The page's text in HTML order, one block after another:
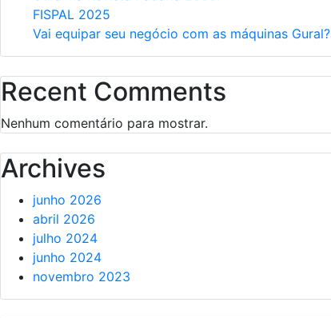
FISPAL 2025
Vai equipar seu negócio com as máquinas Gural?
Recent Comments
Nenhum comentário para mostrar.
Archives
junho 2026
abril 2026
julho 2024
junho 2024
novembro 2023